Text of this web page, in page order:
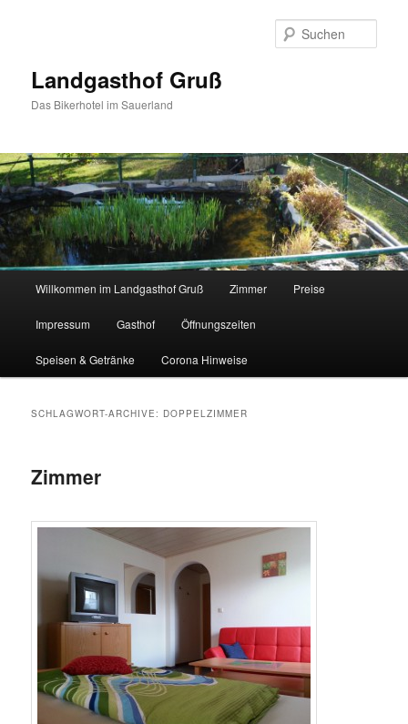
Landgasthof Gruß
Das Bikerhotel im Sauerland
Willkommen im Landgasthof Gruß Zimmer Preise
Impressum Gasthof Öffnungszeiten
Speisen & Getränke Corona Hinweise
SCHLAGWORT-ARCHIVE: DOPPELZIMMER
Zimmer